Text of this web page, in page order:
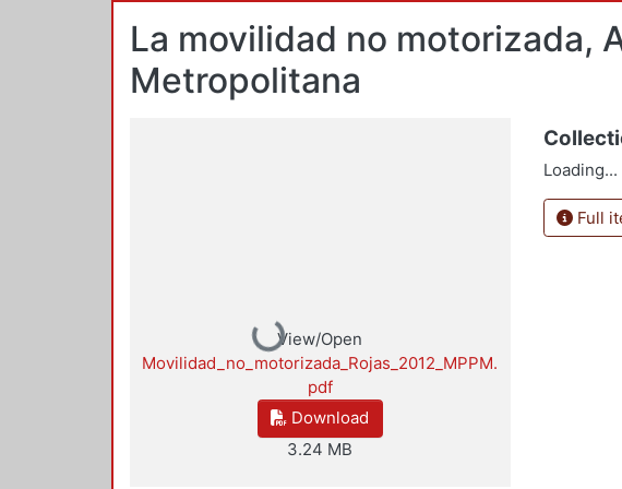
La movilidad no motorizada,
Metropolitana
Loading...
View/Open
Movilidad_no_motorizada_Rojas_2012_MPPM.
pdf
Download
3.24 MB
Loading...
Full